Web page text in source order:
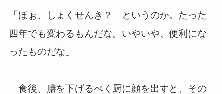
「ほぉ、しょくせんき？ というのか。たった
四年でも変わるもんだな。いやいや、便利にな
ったものだな」
食後、膳を下げるべく厨に顔を出すと、その